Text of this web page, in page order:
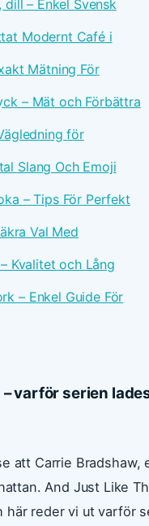
– Enkel Svensk
Modernt Café i
Mätning För
– Mät och Förbättra
för
Slang Och Emoji
– Tips För Perfekt
Val Med
Kvalitet och Lång
– Enkel Guide För
varför serien
att Carrie
And Just Like
reder vi ut varför